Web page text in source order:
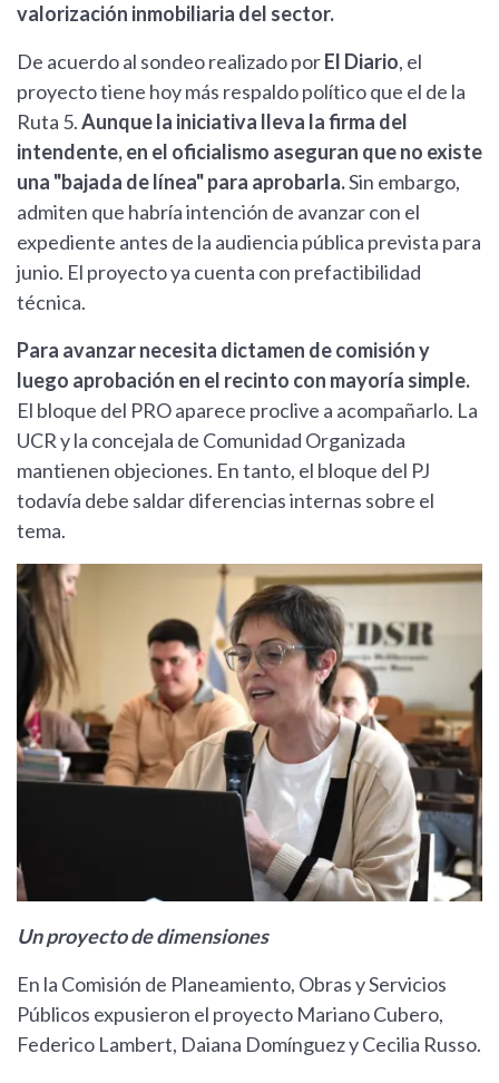
valorización inmobiliaria del sector.
De acuerdo al sondeo realizado porEl Diario, el
proyecto tiene hoy más respaldo político que el de la
Ruta 5.Aunque la iniciativa lleva la firma del
intendente, en el oficialismo aseguran que no existe
una "bajada de línea" para aprobarla.Sin embargo,
admiten que habría intención de avanzar con el
expediente antes de la audiencia pública prevista para
junio. El proyecto ya cuenta con prefactibilidad
técnica.
Para avanzar necesita dictamen de comisión y
luego aprobación en el recinto con mayoría simple.
El bloque del PRO aparece proclive a acompañarlo. La
UCR y la concejala de Comunidad Organizada
mantienen objeciones. En tanto, el bloque del PJ
todavía debe saldar diferencias internas sobre el
tema.
Un proyecto de dimensiones
En la Comisión de Planeamiento, Obras y Servicios
Públicos expusieron el proyecto Mariano Cubero,
Federico Lambert, Daiana Domínguez y Cecilia Russo.